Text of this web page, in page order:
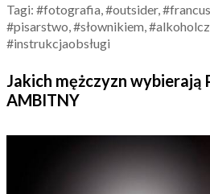
Tagi: #fotografia, #outsider,
#pisarstwo, #słownikiem,
#instrukcjaobsługi
Jakich mężczyzn wybierają
AMBITNY